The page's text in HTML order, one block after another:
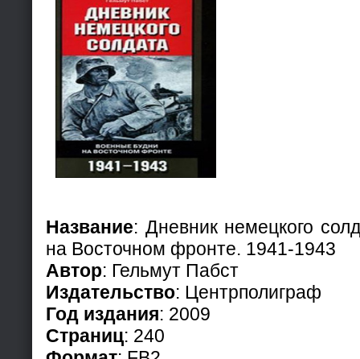
Название: Дневник немецкого
на Восточном фронте. 1941-1943
Автор: Гельмут Пабст
Издательство: Центрполиграф
Год издания: 2009
Страниц: 240